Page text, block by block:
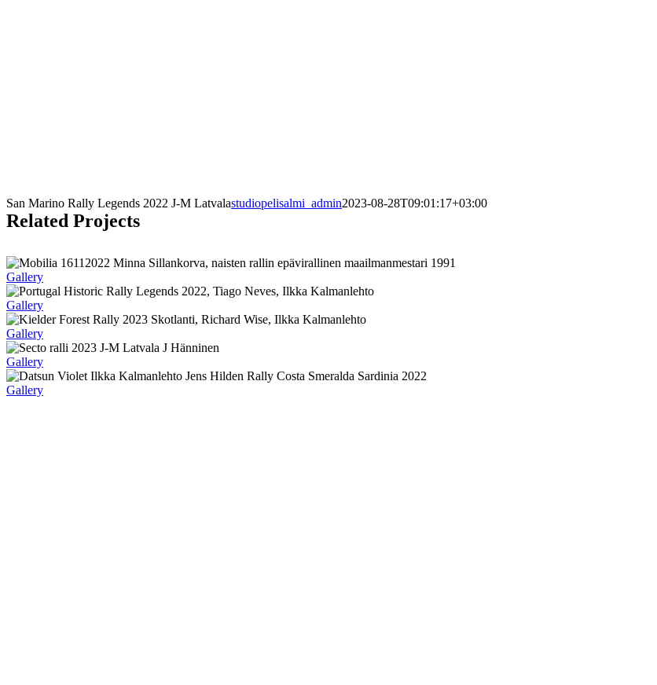
San Marino Rally Legends 2022 J-M Latvalastudiopelisalmi_admin2023-08-28T09:01:17+03:00
Related Projects
Gallery
Gallery
Gallery
Gallery
Gallery